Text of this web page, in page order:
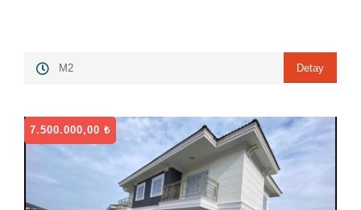
M2 Detay
7.500.000,00 ₺